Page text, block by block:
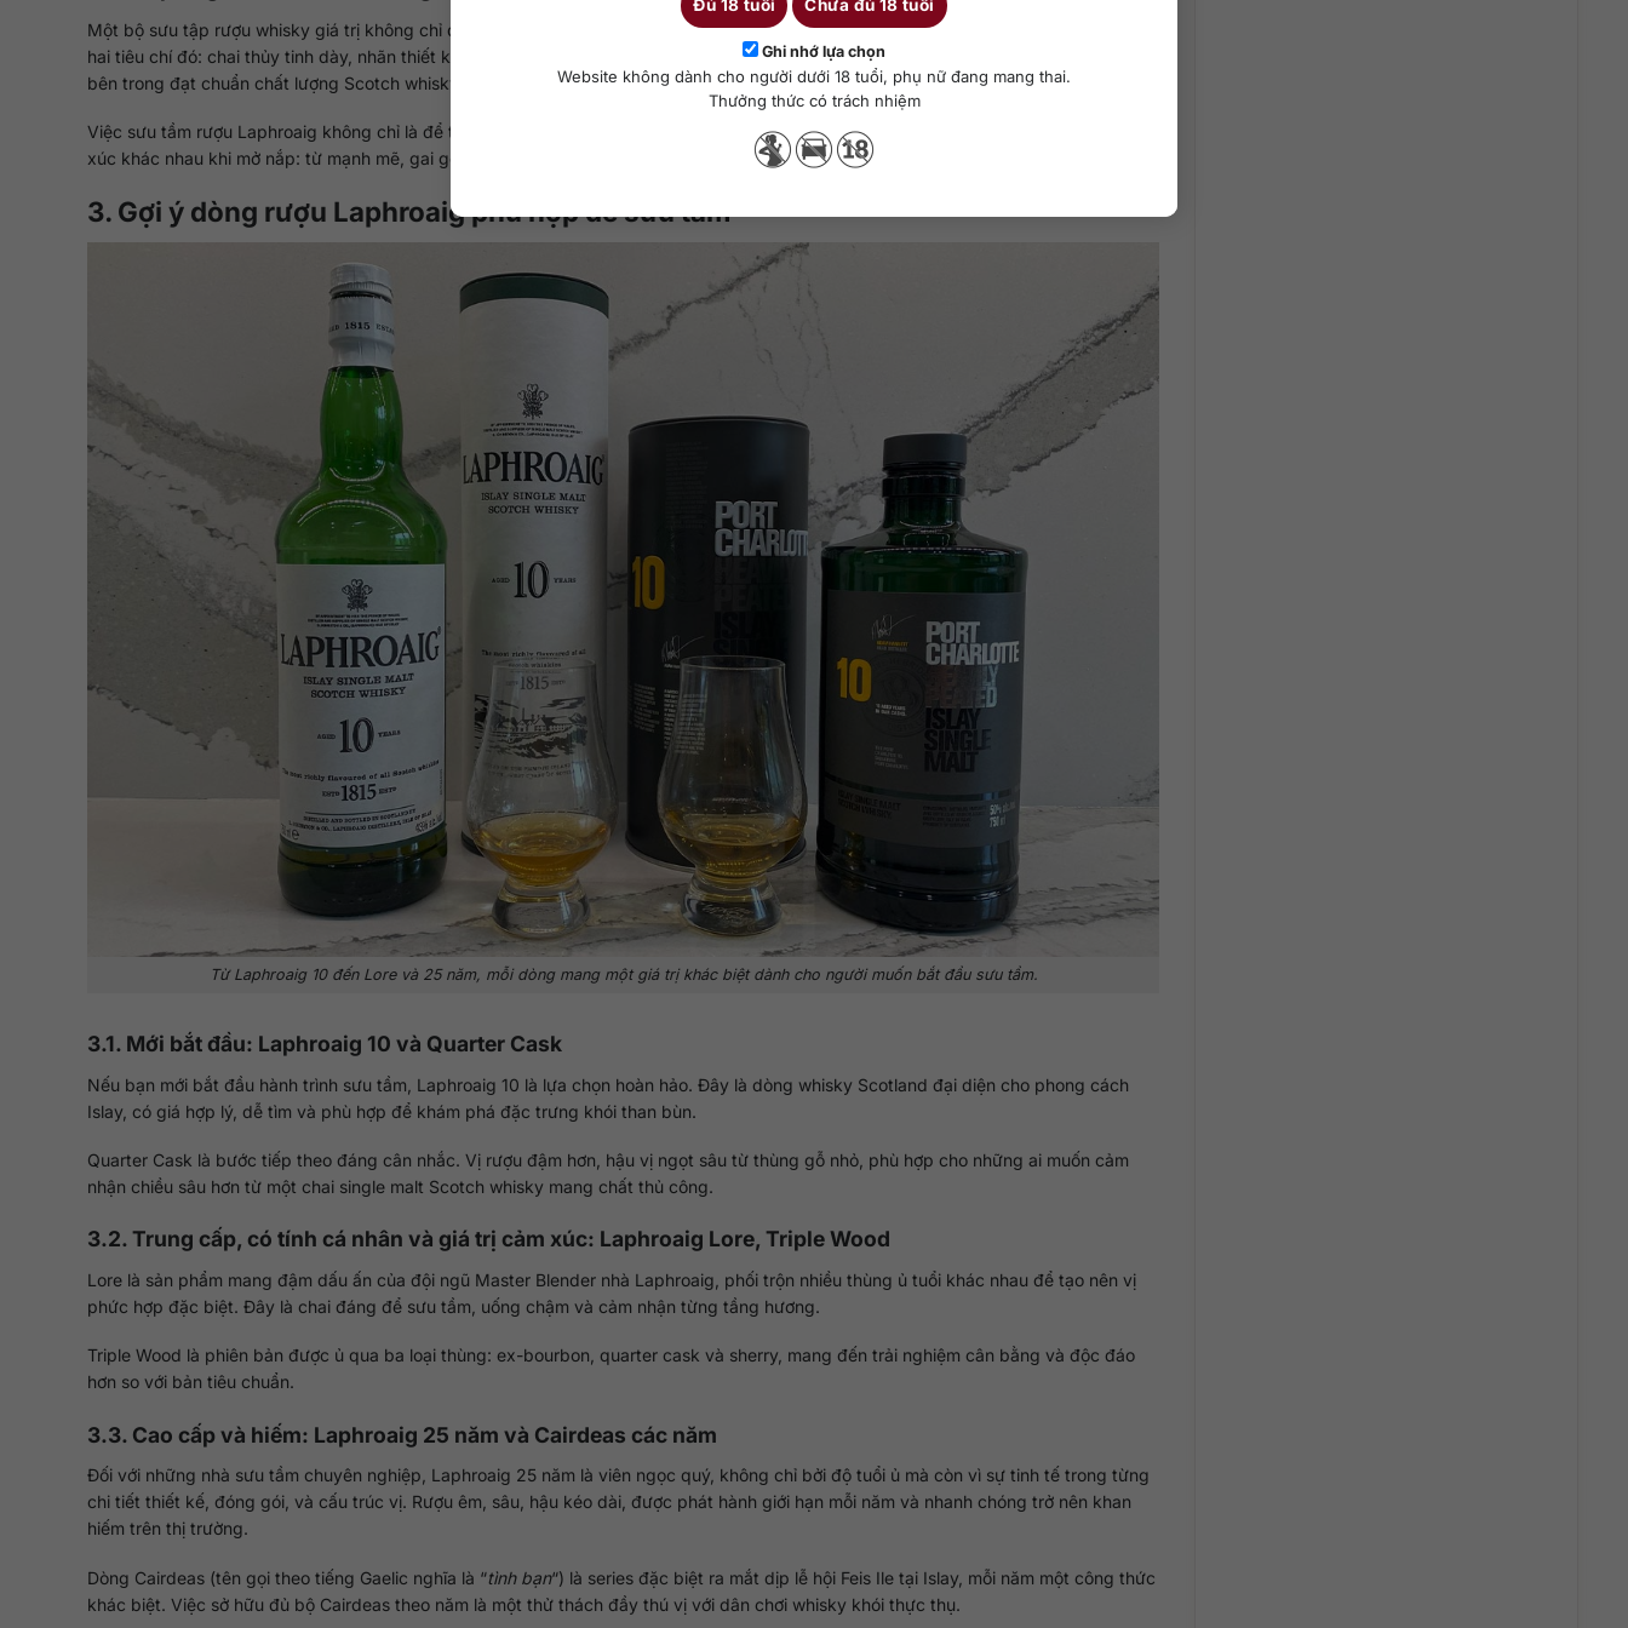
Đủ 18 tuổi Chưa đủ 18 tuổi
Ghi nhớ lựa chọn
Website không dành cho người dưới 18 tuổi, phụ nữ đang mang thai.
Thưởng thức có trách nhiệm
Một bộ sưu tập rượu whisky giá trị không chỉ đẹp ở bên ngoài mà còn phải hấp dẫn về chất lượng bên trong. Laphroaig thỏa mãn cả
hai tiêu chí đó: chai thủy tinh dày, nhãn thiết kế tối giản cổ điển, kèm hộp gỗ hoặc hộp cứng sang trọng (tùy dòng), và trên hết là rượu
bên trong đạt chuẩn chất lượng Scotch whisky cao cấp.
Việc sưu tầm rượu Laphroaig không chỉ là để trưng bày, mà còn để thưởng thức trong các dịp đặc biệt, mỗi dòng mang lại một cảm
xúc khác nhau khi mở nắp: từ mạnh mẽ, gai góc của bản 10 năm cho đến chiều sâu ấm áp đầy tinh tế của bản 25 năm.
3. Gợi ý dòng rượu Laphroaig phù hợp để sưu tầm
Từ Laphroaig 10 đến Lore và 25 năm, mỗi dòng mang một giá trị khác biệt dành cho người muốn bắt đầu sưu tầm.
3.1. Mới bắt đầu: Laphroaig 10 và Quarter Cask
Nếu bạn mới bắt đầu hành trình sưu tầm, Laphroaig 10 là lựa chọn hoàn hảo. Đây là dòng whisky Scotland đại diện cho phong cách
Islay, có giá hợp lý, dễ tìm và phù hợp để khám phá đặc trưng khói than bùn.
Quarter Cask là bước tiếp theo đáng cân nhắc. Vị rượu đậm hơn, hậu vị ngọt sâu từ thùng gỗ nhỏ, phù hợp cho những ai muốn cảm
nhận chiều sâu hơn từ một chai single malt Scotch whisky mang chất thủ công.
3.2. Trung cấp, có tính cá nhân và giá trị cảm xúc: Laphroaig Lore, Triple Wood
Lore là sản phẩm mang đậm dấu ấn của đội ngũ Master Blender nhà Laphroaig, phối trộn nhiều thùng ủ tuổi khác nhau để tạo nên vị
phức hợp đặc biệt. Đây là chai đáng để sưu tầm, uống chậm và cảm nhận từng tầng hương.
Triple Wood là phiên bản được ủ qua ba loại thùng: ex-bourbon, quarter cask và sherry, mang đến trải nghiệm cân bằng và độc đáo
hơn so với bản tiêu chuẩn.
3.3. Cao cấp và hiếm: Laphroaig 25 năm và Cairdeas các năm
Đối với những nhà sưu tầm chuyên nghiệp, Laphroaig 25 năm là viên ngọc quý, không chỉ bởi độ tuổi ủ mà còn vì sự tinh tế trong từng
chi tiết thiết kế, đóng gói, và cấu trúc vị. Rượu êm, sâu, hậu kéo dài, được phát hành giới hạn mỗi năm và nhanh chóng trở nên khan
hiếm trên thị trường.
Dòng Cairdeas (tên gọi theo tiếng Gaelic nghĩa là “tình bạn“) là series đặc biệt ra mắt dịp lễ hội Feis Ile tại Islay, mỗi năm một công thức
khác biệt. Việc sở hữu đủ bộ Cairdeas theo năm là một thử thách đầy thú vị với dân chơi whisky khói thực thụ.